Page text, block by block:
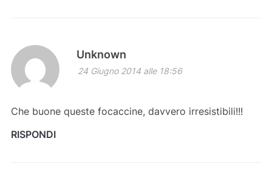
Unknown
24 Giugno 2014 alle 18:56
Che buone queste focaccine, davvero irresistibili!!!
RISPONDI